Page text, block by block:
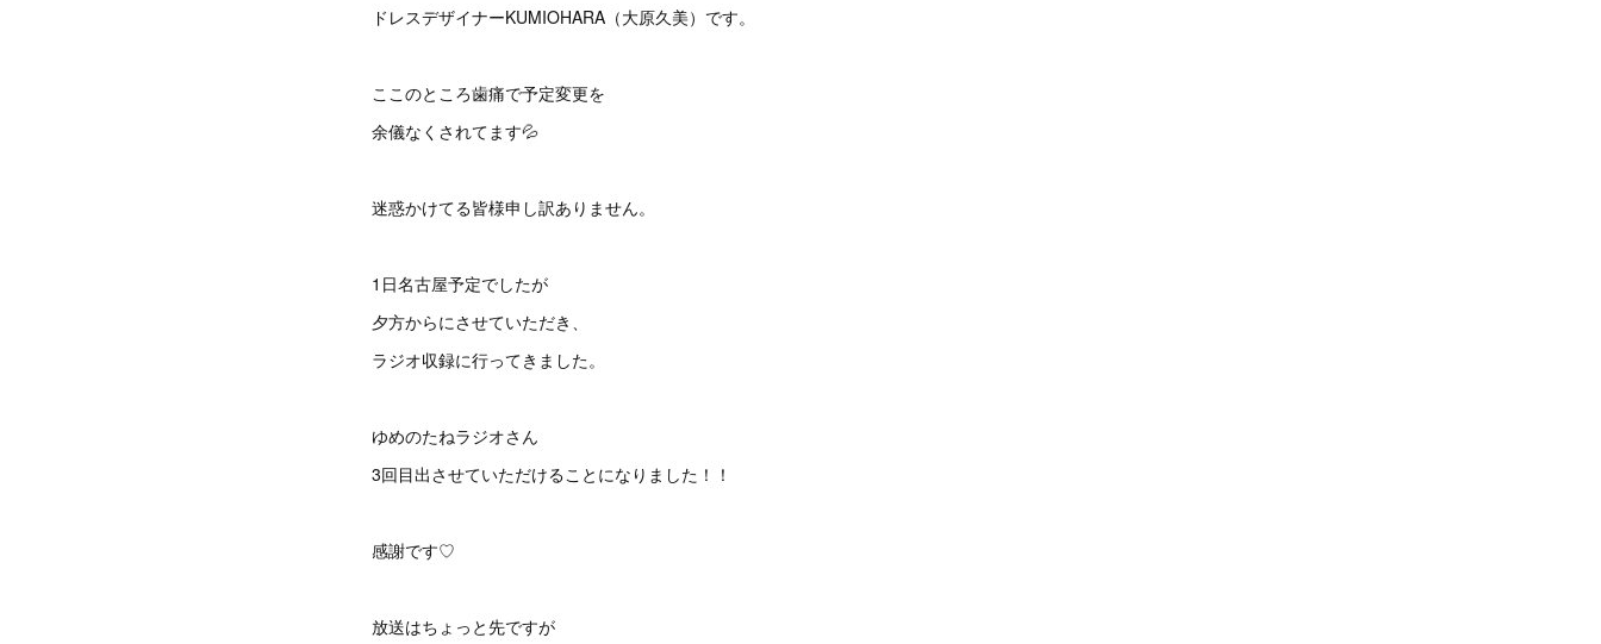
ドレスデザイナーKUMIOHARA（大原久美）です。
ここのところ歯痛で予定変更を
余儀なくされてます💦
迷惑かけてる皆様申し訳ありません。
1日名古屋予定でしたが
夕方からにさせていただき、
ラジオ収録に行ってきました。
ゆめのたねラジオさん
3回目出させていただけることになりました！！
感謝です♡
放送はちょっと先ですが